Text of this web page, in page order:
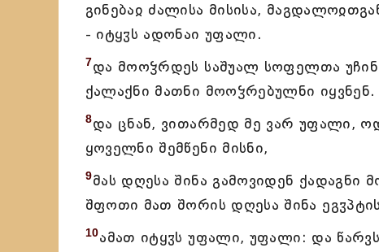
გინებაჲ ძალისა მისისა,
- იტყჳს ადონაი უფალი.
7და მოოჴრდეს საშუალ სოფელთა
ქალაქნი მათნი მოოჴრებულნი იყვნენ.
8და ცნან, ვითარმედ მე ვარ უფალი,
ყოველნი შემწენი მისნი,
9მას დღესა შინა გამოვიდენ ქადაგნი
შფოთი მათ შორის დღესა შინა
10ამათ იტყჳს უფალი, უფალი: და